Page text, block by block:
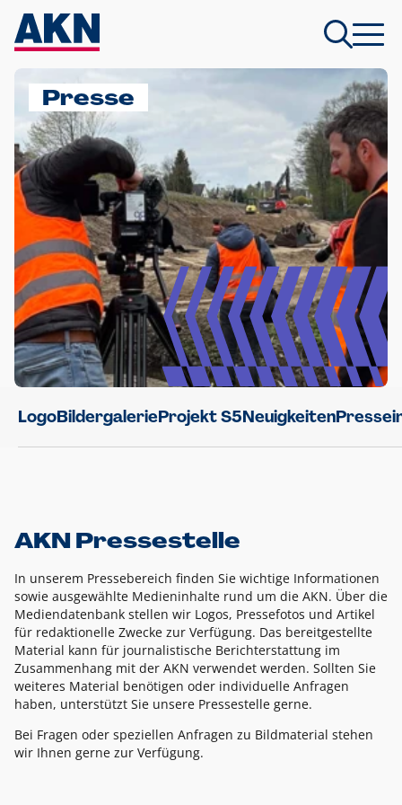
Presse
LogoBildergalerieProjekt S5Neuigkeiten
AKN Pressestelle
In unserem Pressebereich finden Sie wichtige Informationen
sowie ausgewählte Medieninhalte rund um die AKN. Über die
Mediendatenbank stellen wir Logos, Pressefotos und Artikel
für redaktionelle Zwecke zur Verfügung. Das bereitgestellte
Material kann für journalistische Berichterstattung im
Zusammenhang mit der AKN verwendet werden. Sollten Sie
weiteres Material benötigen oder individuelle Anfragen
haben, unterstützt Sie unsere Pressestelle gerne.
Bei Fragen oder speziellen Anfragen zu Bildmaterial stehen
wir Ihnen gerne zur Verfügung.